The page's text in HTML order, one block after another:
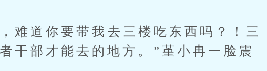
道你要带我去三楼吃东西吗？！三
干部才能去的地方。”堇小冉一脸震